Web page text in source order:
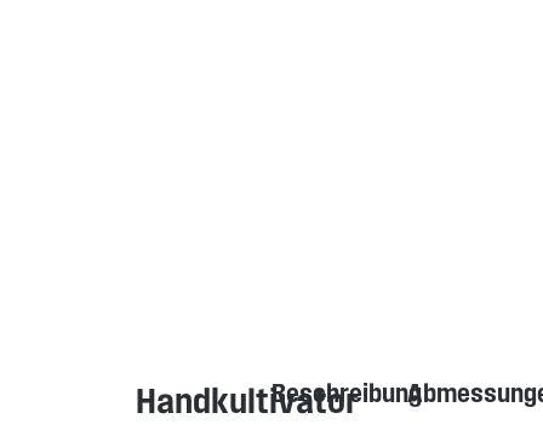
Handkultivator
Beschreibung